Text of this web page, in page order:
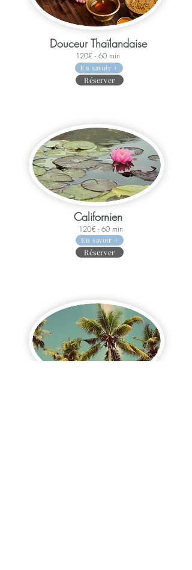
120€ - 60 min
120€ - 60 min
Réserver
Réserver
En savoir +
En savoir +
Douceur Thaïlandaise
Californien